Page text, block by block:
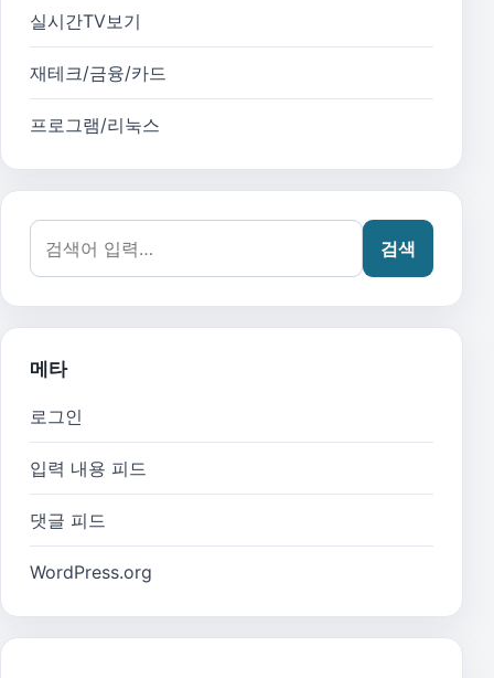
실시간TV보기
재테크/금융/카드
프로그램/리눅스
검색어:
검색
메타
로그인
입력 내용 피드
댓글 피드
WordPress.org